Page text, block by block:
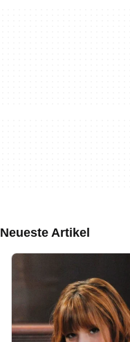
Neueste Artikel